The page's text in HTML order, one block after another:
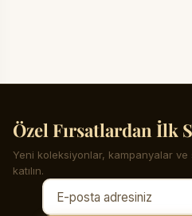
Özel Fırsatlardan İlk
Yeni koleksiyonlar, kampanyalar
katılın.